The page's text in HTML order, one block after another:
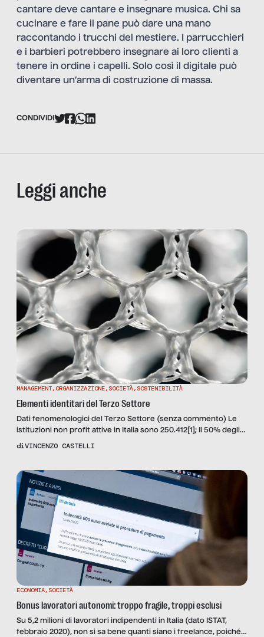
cantare deve cantare e insegnare musica. Chi sa
cucinare e fare il pane può dare una mano
raccontando i trucchi del mestiere. I parrucchieri
e i barbieri potrebbero insegnare ai loro clienti a
tenere in ordine i capelli. Solo così il digitale può
diventare un’arma di costruzione di massa.
CONDIVIDI
Leggi anche
MANAGEMENT,ORGANIZZAZIONE, SOCIETÀ, SOSTENIBILITÀ
Elementi identitari del Terzo Settore
Dati fenomenologici del Terzo Settore (senza commento) Le
istituzioni non profit attive in Italia sono 250.412[1]; Il 50% degli
organismi del Terzo Settore sono localizzati al Centro-Nord I
ricreativi) Il 55.2% è nato nell’ultimo decennio Sono ben
650.000 i lavoratori retribuiti […]
diVINCENZO CASTELLI
ECONOMIA, SOCIETÀ
Bonus lavoratori autonomi: troppo fragile, troppi esclusi
Su 5,2 milioni di lavoratori indipendenti in Italia (dato ISTAT,
febbraio 2020), non si sa bene quanti siano i freelance, poiché